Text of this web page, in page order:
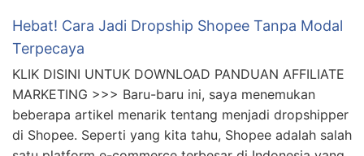
Hebat! Cara Jadi Dropship Shopee Tanpa Modal
Terpecaya
KLIK DISINI UNTUK DOWNLOAD PANDUAN AFFILIATE
MARKETING >>> Baru-baru ini, saya menemukan
beberapa artikel menarik tentang menjadi dropshipper
di Shopee. Seperti yang kita tahu, Shopee adalah salah